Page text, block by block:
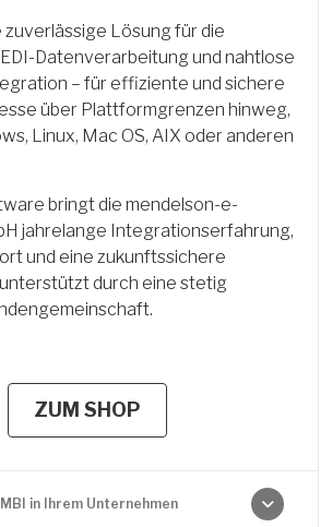
Lösung für die
Datenverarbeitung und nahtlose
– für effiziente und sichere
über Plattformgrenzen hinweg,
Linux, Mac OS, AIX oder anderen
bringt die mendelson-e-
jahrelange Integrationserfahrung,
und eine zukunftssichere
durch eine stetig
ZUM SHOP
in Ihrem Unternehmen